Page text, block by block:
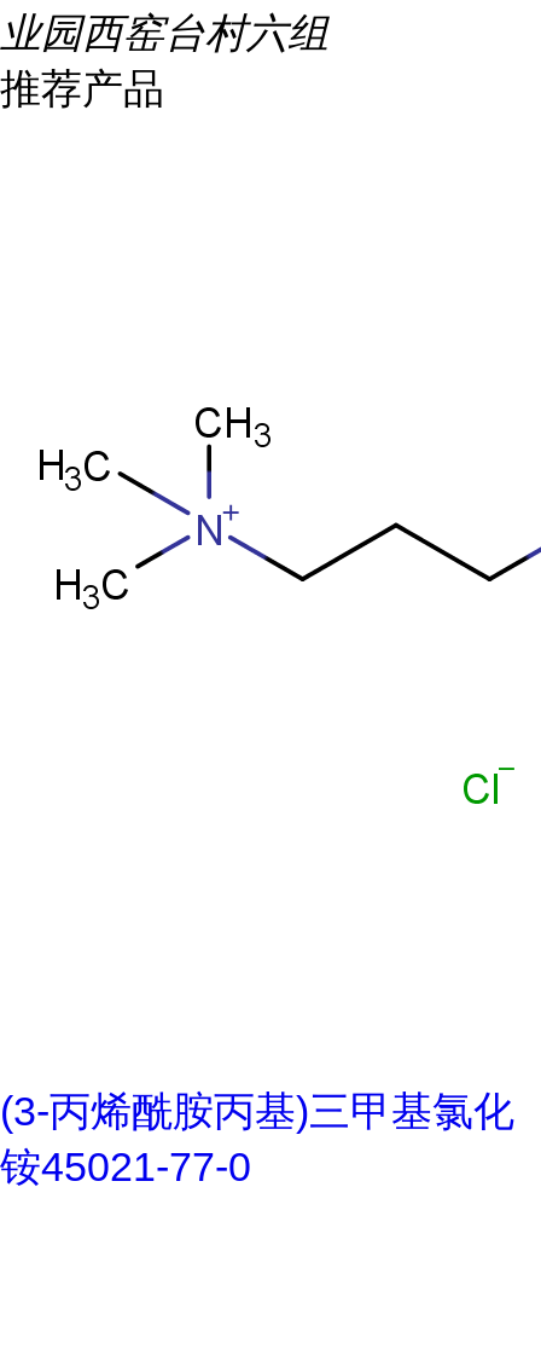
业园西窑台村六组
推荐产品
(3-丙烯酰胺丙基)三甲基氯化
铵45021-77-0